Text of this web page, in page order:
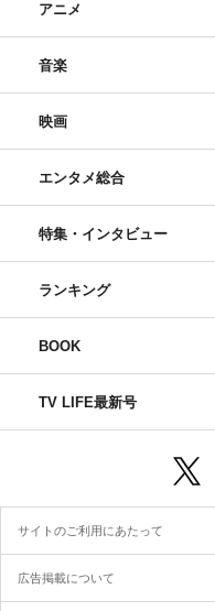
アニメ
音楽
映画
エンタメ総合
特集・インタビュー
ランキング
BOOK
TV LIFE最新号
サイトのご利用にあたって
広告掲載について